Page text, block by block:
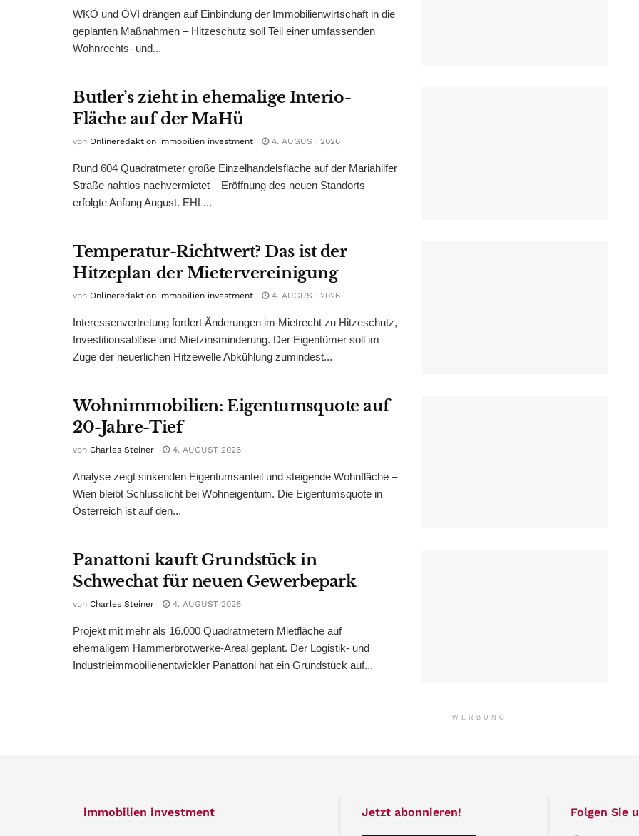
WKÖ und ÖVI drängen auf Einbindung der Immobilienwirtschaft in die
geplanten Maßnahmen – Hitzeschutz soll Teil einer umfassenden
Wohnrechts- und...
Butler’s zieht in ehemalige Interio-
Fläche auf der MaHü
von Onlineredaktion immobilien investment 4. AUGUST 2026
Rund 604 Quadratmeter große Einzelhandelsfläche auf der Mariahilfer
Straße nahtlos nachvermietet – Eröffnung des neuen Standorts
erfolgte Anfang August. EHL...
Temperatur-Richtwert? Das ist der
Hitzeplan der Mietervereinigung
von Onlineredaktion immobilien investment 4. AUGUST 2026
Interessenvertretung fordert Änderungen im Mietrecht zu Hitzeschutz,
Investitionsablöse und Mietzinsminderung. Der Eigentümer soll im
Zuge der neuerlichen Hitzewelle Abkühlung zumindest...
Wohnimmobilien: Eigentumsquote auf
20-Jahre-Tief
von Charles Steiner 4. AUGUST 2026
Analyse zeigt sinkenden Eigentumsanteil und steigende Wohnfläche –
Wien bleibt Schlusslicht bei Wohneigentum. Die Eigentumsquote in
Österreich ist auf den...
Panattoni kauft Grundstück in
Schwechat für neuen Gewerbepark
von Charles Steiner 4. AUGUST 2026
Projekt mit mehr als 16.000 Quadratmetern Mietfläche auf
ehemaligem Hammerbrotwerke-Areal geplant. Der Logistik- und
Industrieimmobilienentwickler Panattoni hat ein Grundstück auf...
WERBUNG
immobilien investment Jetzt abonnieren! Folgen Sie